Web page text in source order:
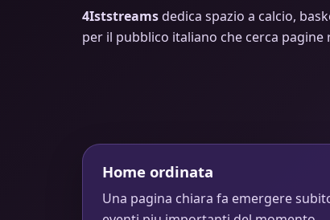
4Iststreams dedica spazio a calcio,
per il pubblico italiano che cerca pagine
Home ordinata
Una pagina chiara fa emergere